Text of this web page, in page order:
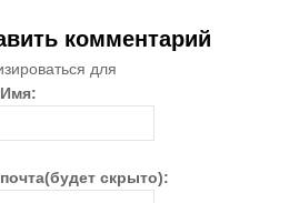
комментарий
для
скрыто):